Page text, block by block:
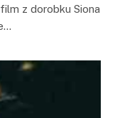
z dorobku Siona